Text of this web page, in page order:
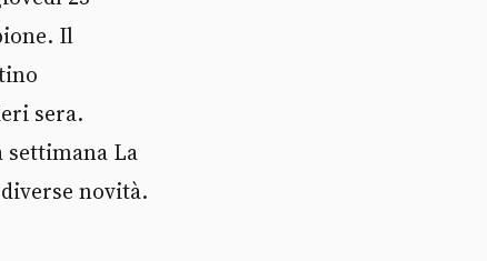
Il
sera.
settimana La
novità.